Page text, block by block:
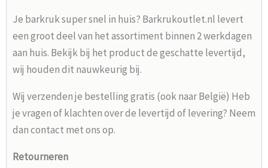
Je barkruk super snel in huis? Barkrukoutlet.nl levert
een groot deel van het assortiment binnen 2 werkdagen
aan huis. Bekijk bij het product de geschatte levertijd,
wij houden dit nauwkeurig bij.
Wij verzenden je bestelling gratis (ook naar België) Heb
je vragen of klachten over de levertijd of levering? Neem
dan contact met ons op.
Retourneren